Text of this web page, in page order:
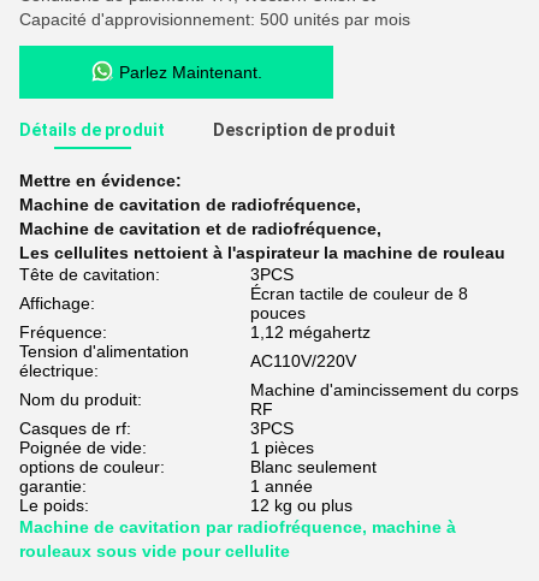
Capacité d'approvisionnement: 500 unités par mois
Parlez Maintenant.
Détails de produit Description de produit
Mettre en évidence:
Machine de cavitation de radiofréquence,
Machine de cavitation et de radiofréquence,
Les cellulites nettoient à l'aspirateur la machine de rouleau
Tête de cavitation:
3PCS
Affichage:
Écran tactile de couleur de 8
pouces
Fréquence:
1,12 mégahertz
Tension d'alimentation
électrique:
AC110V/220V
Nom du produit:
Machine d'amincissement du corps
RF
Casques de rf:
3PCS
Poignée de vide:
1 pièces
options de couleur:
Blanc seulement
garantie:
1 année
Le poids:
12 kg ou plus
Machine de cavitation par radiofréquence, machine à
rouleaux sous vide pour cellulite